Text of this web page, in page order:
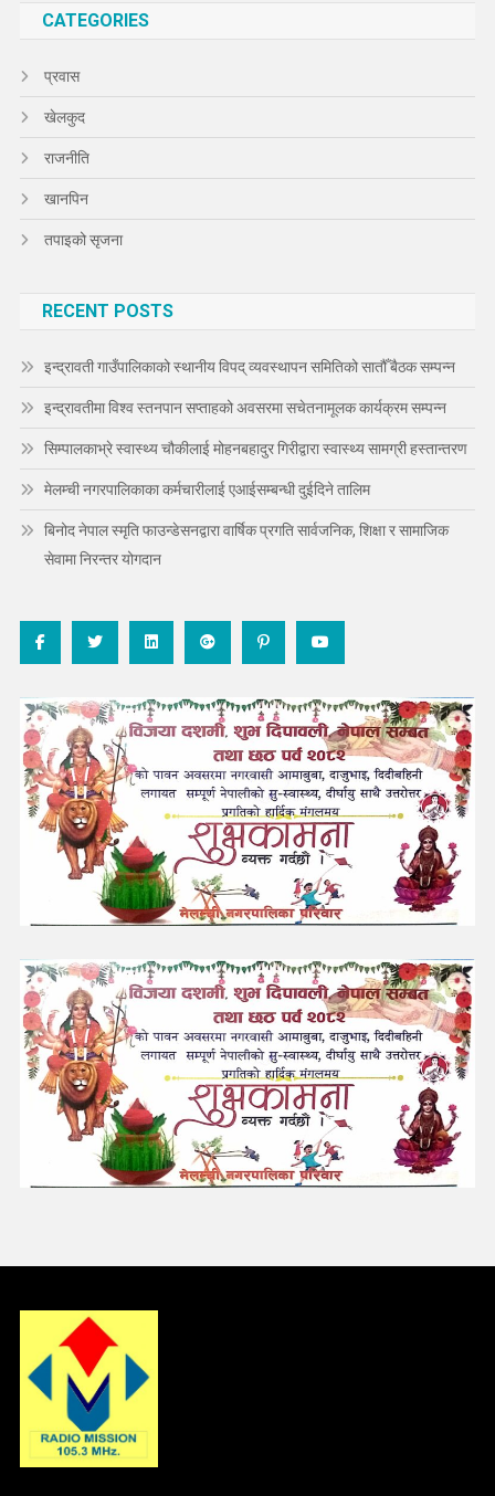
CATEGORIES
प्रवास
खेलकुद
राजनीति
खानपिन
तपाइको सृजना
RECENT POSTS
इन्द्रावती गाउँपालिकाको स्थानीय विपद् व्यवस्थापन समितिको सातौँ बैठक सम्पन्न
इन्द्रावतीमा विश्व स्तनपान सप्ताहको अवसरमा सचेतनामूलक कार्यक्रम सम्पन्न
सिम्पालकाभ्रे स्वास्थ्य चौकीलाई मोहनबहादुर गिरीद्वारा स्वास्थ्य सामग्री हस्तान्तरण
मेलम्ची नगरपालिकाका कर्मचारीलाई एआईसम्बन्धी दुईदिने तालिम
बिनोद नेपाल स्मृति फाउन्डेसनद्वारा वार्षिक प्रगति सार्वजनिक, शिक्षा र सामाजिक
सेवामा निरन्तर योगदान